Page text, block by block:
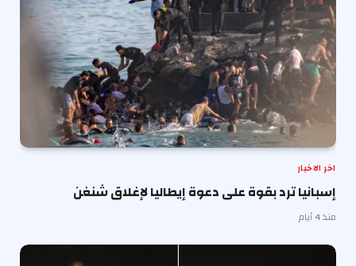
اخر الاخبار
إسبانيا ترد بقوة على دعوة إيطاليا لإغلاق شنغن
منذ 4 أيام